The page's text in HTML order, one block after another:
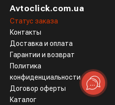
Avtoclick.com.ua
Статус заказа
Контакты
Доставка и оплата
Гарантии и возврат
Политика
конфиденциальности
Договор оферты
Каталог